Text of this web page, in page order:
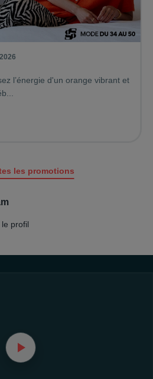
les promotions
le profil